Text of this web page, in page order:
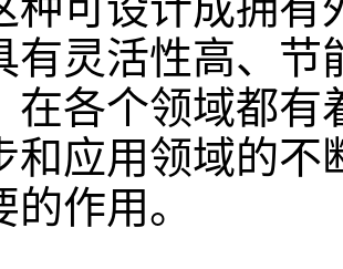
有灵活性高、节
在各个领域都有
和应用领域的
作用。